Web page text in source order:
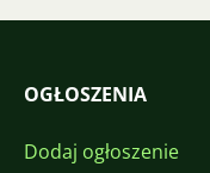
OGŁOSZENIA
Dodaj ogłoszenie